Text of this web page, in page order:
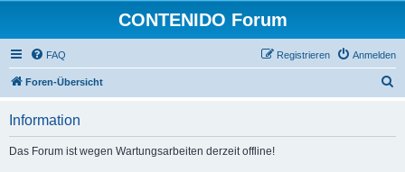
CONTENIDO Forum
FAQ Anmelden
Registrieren
Foren-Übersicht
Information
Das Forum ist wegen Wartungsarbeiten derzeit offline!